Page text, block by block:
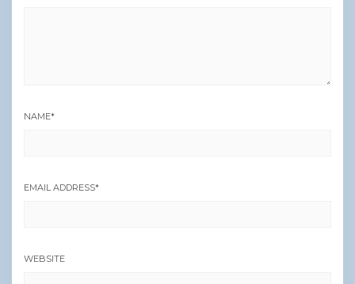
NAME*
EMAIL ADDRESS*
WEBSITE